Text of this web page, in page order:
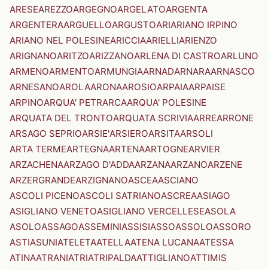
ARESEAREZZOARGEGNOARGELATOARGENTA
ARGENTERAARGUELLOARGUSTOARIARIANO IRPINO
ARIANO NEL POLESINEARICCIAARIELLIARIENZO
ARIGNANOARITZOARIZZANOARLENA DI CASTROARLUNO
ARMENOARMENTOARMUNGIAARNADARNARAARNASCO
ARNESANOAROLAARONAAROSIOARPAIAARPAISE
ARPINOARQUA' PETRARCAARQUA' POLESINE
ARQUATA DEL TRONTOARQUATA SCRIVIAARREARRONE
ARSAGO SEPRIOARSIE'ARSIEROARSITAARSOLI
ARTA TERMEARTEGNAARTENAARTOGNEARVIER
ARZACHENAARZAGO D'ADDAARZANAARZANOARZENE
ARZERGRANDEARZIGNANOASCEAASCIANO
ASCOLI PICENOASCOLI SATRIANOASCREAASIAGO
ASIGLIANO VENETOASIGLIANO VERCELLESEASOLA
ASOLOASSAGOASSEMINIASSISIASSOASSOLOASSORO
ASTIASUNIATELETAATELLAATENA LUCANAATESSA
ATINAATRANIATRIATRIPALDAATTIGLIANOATTIMIS